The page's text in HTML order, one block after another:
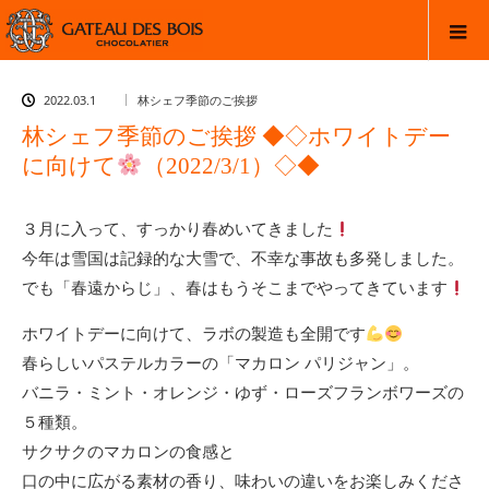
2022.03.1 林シェフ季節のご挨拶
林シェフ季節のご挨拶 ◆◇ホワイトデー
に向けて
（2022/3/1）◇◆
３月に入って、すっかり春めいてきました
今年は雪国は記録的な大雪で、不幸な事故も多発しました。
でも「春遠からじ」、春はもうそこまでやってきています
ホワイトデーに向けて、ラボの製造も全開です
春らしいパステルカラーの「マカロン パリジャン」。
バニラ・ミント・オレンジ・ゆず・ローズフランボワーズの
５種類。
サクサクのマカロンの食感と
口の中に広がる素材の香り、味わいの違いをお楽しみくださ